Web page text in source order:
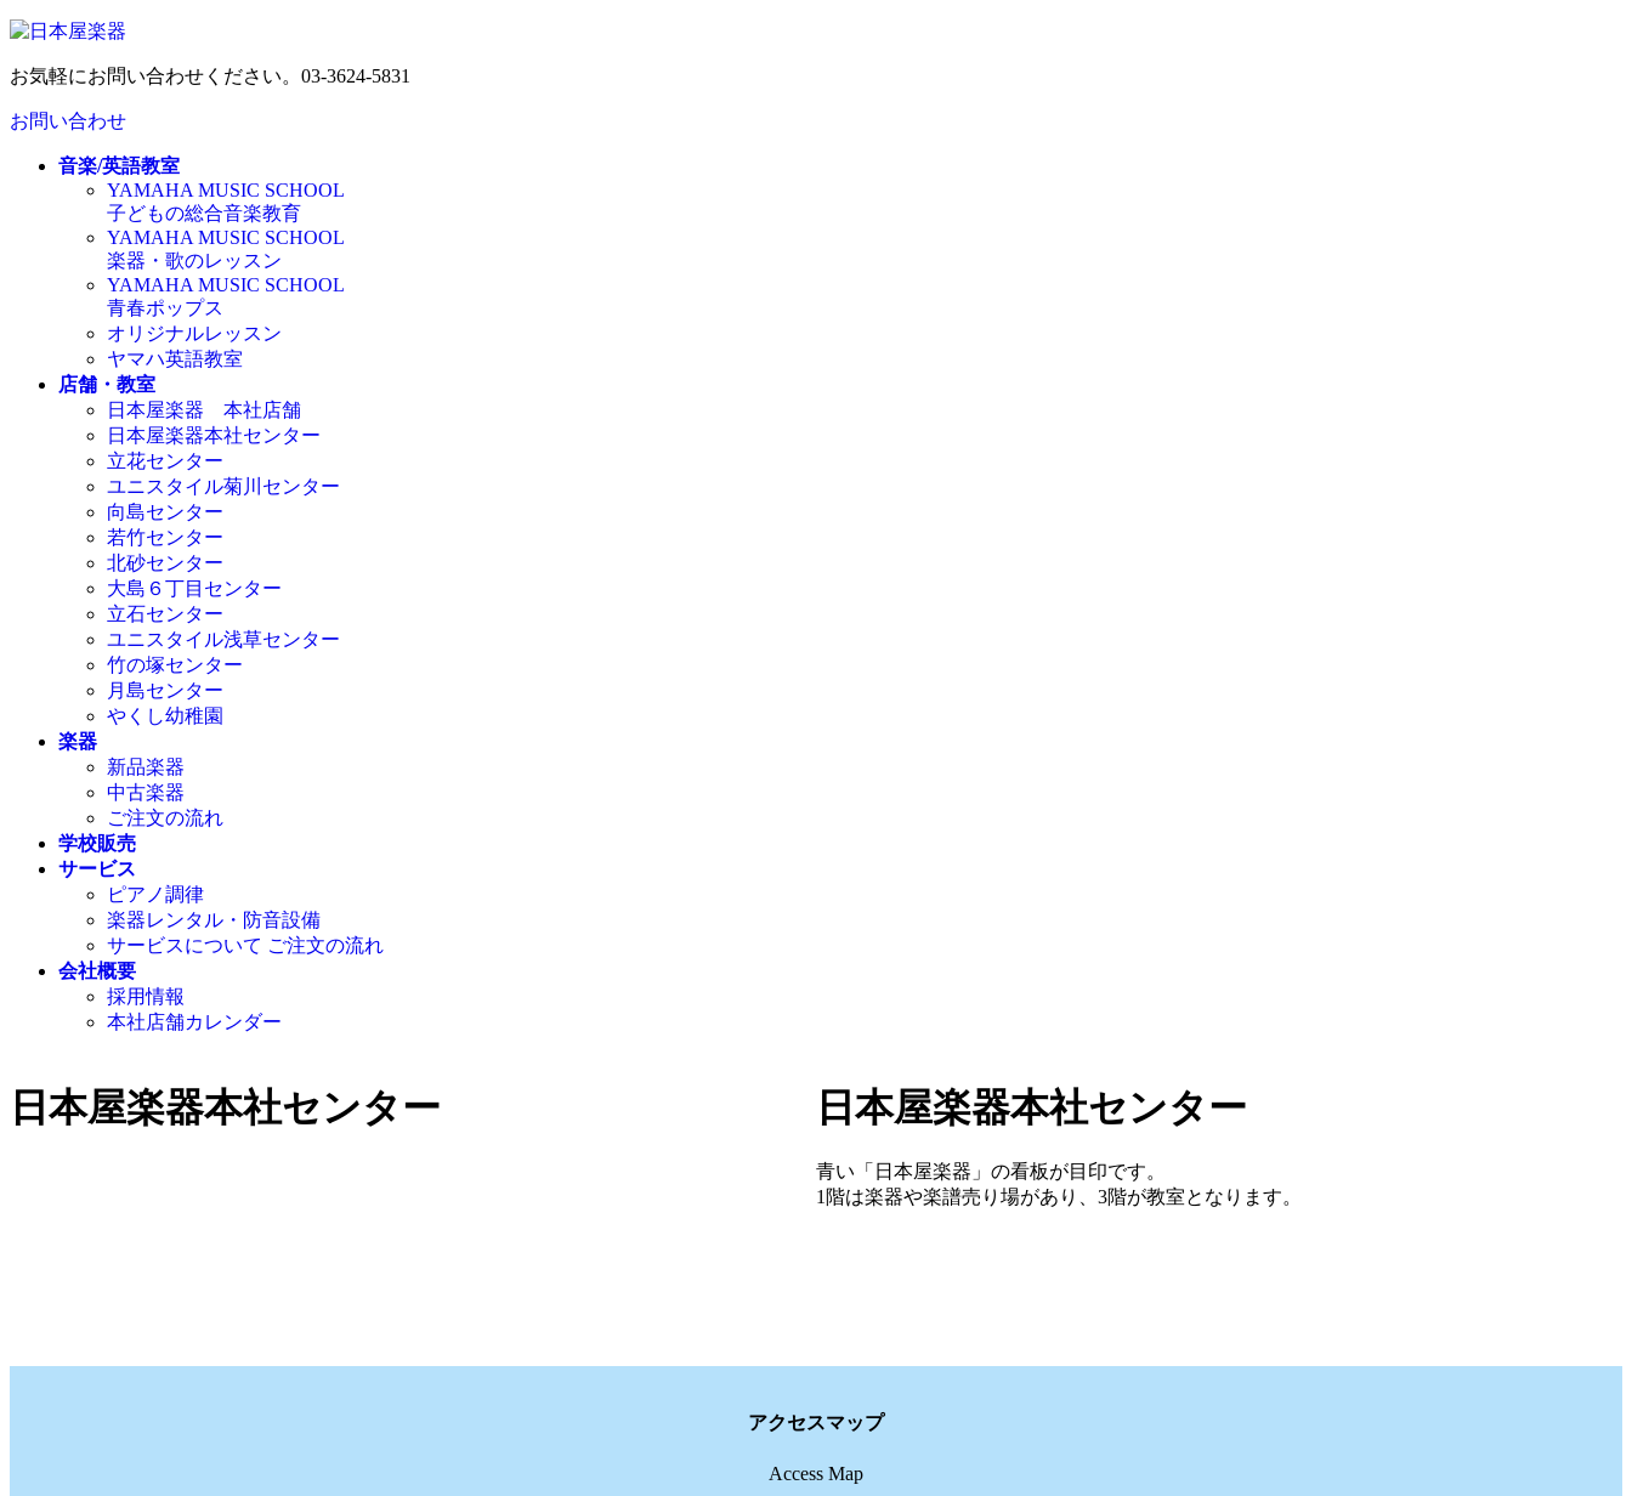
コ
テ
ツ
ナ
ゲ
シ
お気軽にお問い合わせください。 03-3624-5831
お問い合わせ
音楽/英語教室
YAMAHA MUSIC SCHOOL
子どもの総合音楽教育
YAMAHA MUSIC SCHOOL
楽器・歌のレッスン
YAMAHA MUSIC SCHOOL
青春ポップス
オリジナルレッスン
ヤマハ英語教室
店舗・教室
日本屋楽器 本社店舗
日本屋楽器本社センター
立花センター
ユニスタイル菊川センター
向島センター
若竹センター
北砂センター
大島６丁目センター
立石センター
ユニスタイル浅草センター
竹の塚センター
月島センター
やくし幼稚園
楽器
新品楽器
中古楽器
ご注文の流れ
学校販売
サービス
ピアノ調律
楽器レンタル・防音設備
サービスについて ご注文の流れ
会社概要
採用情報
本社店舗カレンダー
日本屋楽器本社センター 日本屋楽器本社センター
青い「日本屋楽器」の看板が目印です。
1階は楽器や楽譜売り場があり、3階が教室となります。
アクセスマップ
Access Map